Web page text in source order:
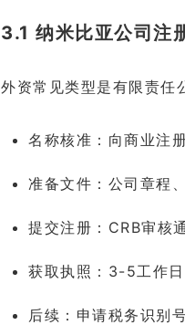
3.1 纳米比亚公司注
外资常见类型是有限责任
名称核准：向商业注
准备文件：公司章程
提交注册：CRB审核
获取执照：3-5工作
后续：申请税务识别